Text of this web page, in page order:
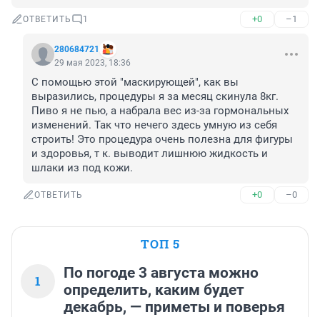
ОТВЕТИТЬ 1 +0 –1
280684721
29 мая 2023, 18:36
С помощью этой "маскирующей", как вы
выразились, процедуры я за месяц скинула 8кг.
Пиво я не пью, а набрала вес из-за гормональных
изменений. Так что нечего здесь умную из себя
строить! Это процедура очень полезна для фигуры
и здоровья, т к. выводит лишнюю жидкость и
шлаки из под кожи.
ОТВЕТИТЬ +0 –0
ТОП 5
1
По погоде 3 августа можно
определить, каким будет
декабрь, — приметы и поверья